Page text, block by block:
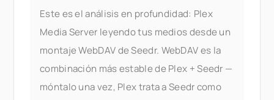
Este es el análisis en profundidad: Plex
Media Server leyendo tus medios desde un
montaje WebDAV de Seedr. WebDAV es la
combinación más estable de Plex + Seedr —
móntalo una vez, Plex trata a Seedr como